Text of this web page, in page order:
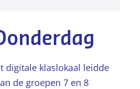
digitale klaslokaal leidde
de groepen 7 en 8